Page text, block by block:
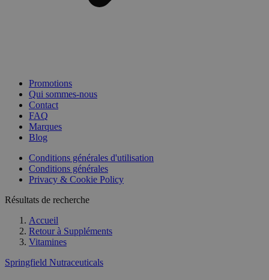
Promotions
Qui sommes-nous
Contact
FAQ
Marques
Blog
Conditions générales d'utilisation
Conditions générales
Privacy & Cookie Policy
Résultats de recherche
Accueil
Retour à Suppléments
Vitamines
Springfield Nutraceuticals